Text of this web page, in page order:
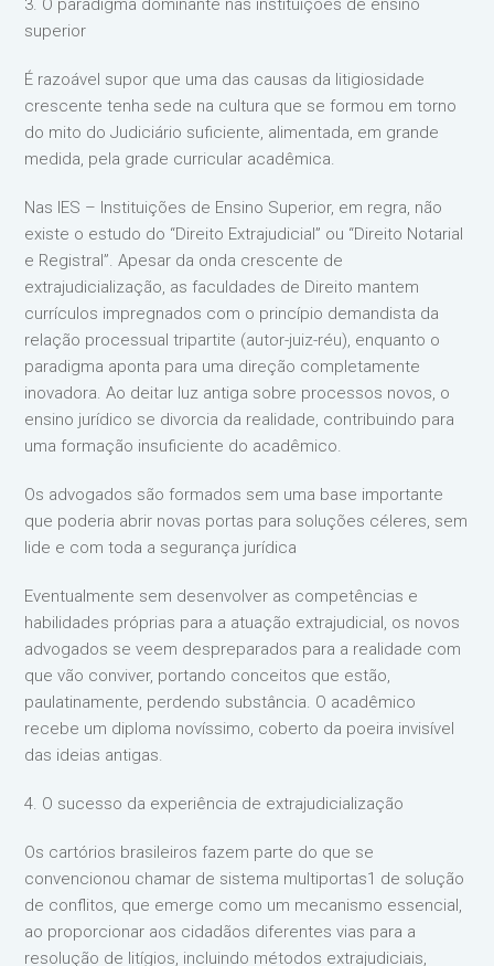
3. O paradigma dominante nas instituições de ensino
superior
É razoável supor que uma das causas da litigiosidade
crescente tenha sede na cultura que se formou em torno
do mito do Judiciário suficiente, alimentada, em grande
medida, pela grade curricular acadêmica.
Nas IES – Instituições de Ensino Superior, em regra, não
existe o estudo do “Direito Extrajudicial” ou “Direito Notarial
e Registral”. Apesar da onda crescente de
extrajudicialização, as faculdades de Direito mantem
currículos impregnados com o princípio demandista da
relação processual tripartite (autor-juiz-réu), enquanto o
paradigma aponta para uma direção completamente
inovadora. Ao deitar luz antiga sobre processos novos, o
ensino jurídico se divorcia da realidade, contribuindo para
uma formação insuficiente do acadêmico.
Os advogados são formados sem uma base importante
que poderia abrir novas portas para soluções céleres, sem
lide e com toda a segurança jurídica
Eventualmente sem desenvolver as competências e
habilidades próprias para a atuação extrajudicial, os novos
advogados se veem despreparados para a realidade com
que vão conviver, portando conceitos que estão,
paulatinamente, perdendo substância. O acadêmico
recebe um diploma novíssimo, coberto da poeira invisível
das ideias antigas.
4. O sucesso da experiência de extrajudicialização
Os cartórios brasileiros fazem parte do que se
convencionou chamar de sistema multiportas1 de solução
de conflitos, que emerge como um mecanismo essencial,
ao proporcionar aos cidadãos diferentes vias para a
resolução de litígios, incluindo métodos extrajudiciais,